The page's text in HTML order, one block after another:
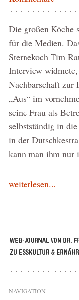
Die großen Köche
für die Medien.
Sternekoch Tim
Interview
Nachbarschaft zur
„Aus“ im
seine Frau als
selbstständig in
in der
kann man ihm
weiterlesen...
NAVIGATION